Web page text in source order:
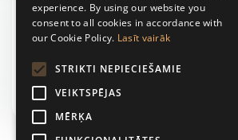
SILTUMSŪKŅI GAISS-ŪDENS
Siltumsūknis gaiss-
ūdens Hitachi Yutaki S
kW
8092,00€–
11701,00€
experience. By using our website you
consent to all cookies in accordance with
our Cookie Policy. Lasīt vairāk
STRIKTI NEPIECIEŠAMIE
VEIKTSPĒJAS
MĒRĶA